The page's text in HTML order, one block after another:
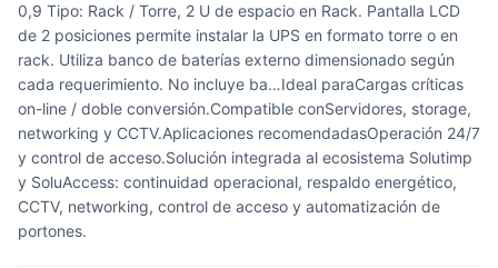
0,9 Tipo: Rack / Torre, 2 U de espacio en Rack. Pantalla LCD
de 2 posiciones permite instalar la UPS en formato torre o en
rack. Utiliza banco de baterías externo dimensionado según
cada requerimiento. No incluye ba…Ideal paraCargas críticas
on-line / doble conversión.Compatible conServidores, storage,
networking y CCTV.Aplicaciones recomendadasOperación 24/7
y control de acceso.Solución integrada al ecosistema Solutimp
y SoluAccess: continuidad operacional, respaldo energético,
CCTV, networking, control de acceso y automatización de
portones.